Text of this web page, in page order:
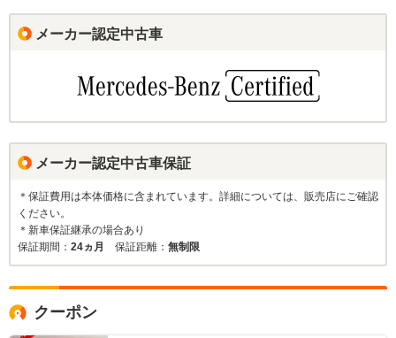
メーカー認定中古車
メーカー認定中古車保証
＊保証費用は本体価格に含まれています。詳細については、販売店にご確認
ください。
＊新車保証継承の場合あり
保証期間： 24ヵ月 保証距離： 無制限
クーポン